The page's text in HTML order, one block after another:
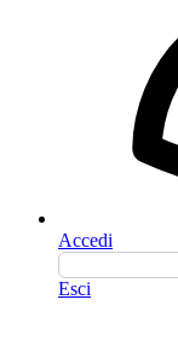
Accedi
Esci